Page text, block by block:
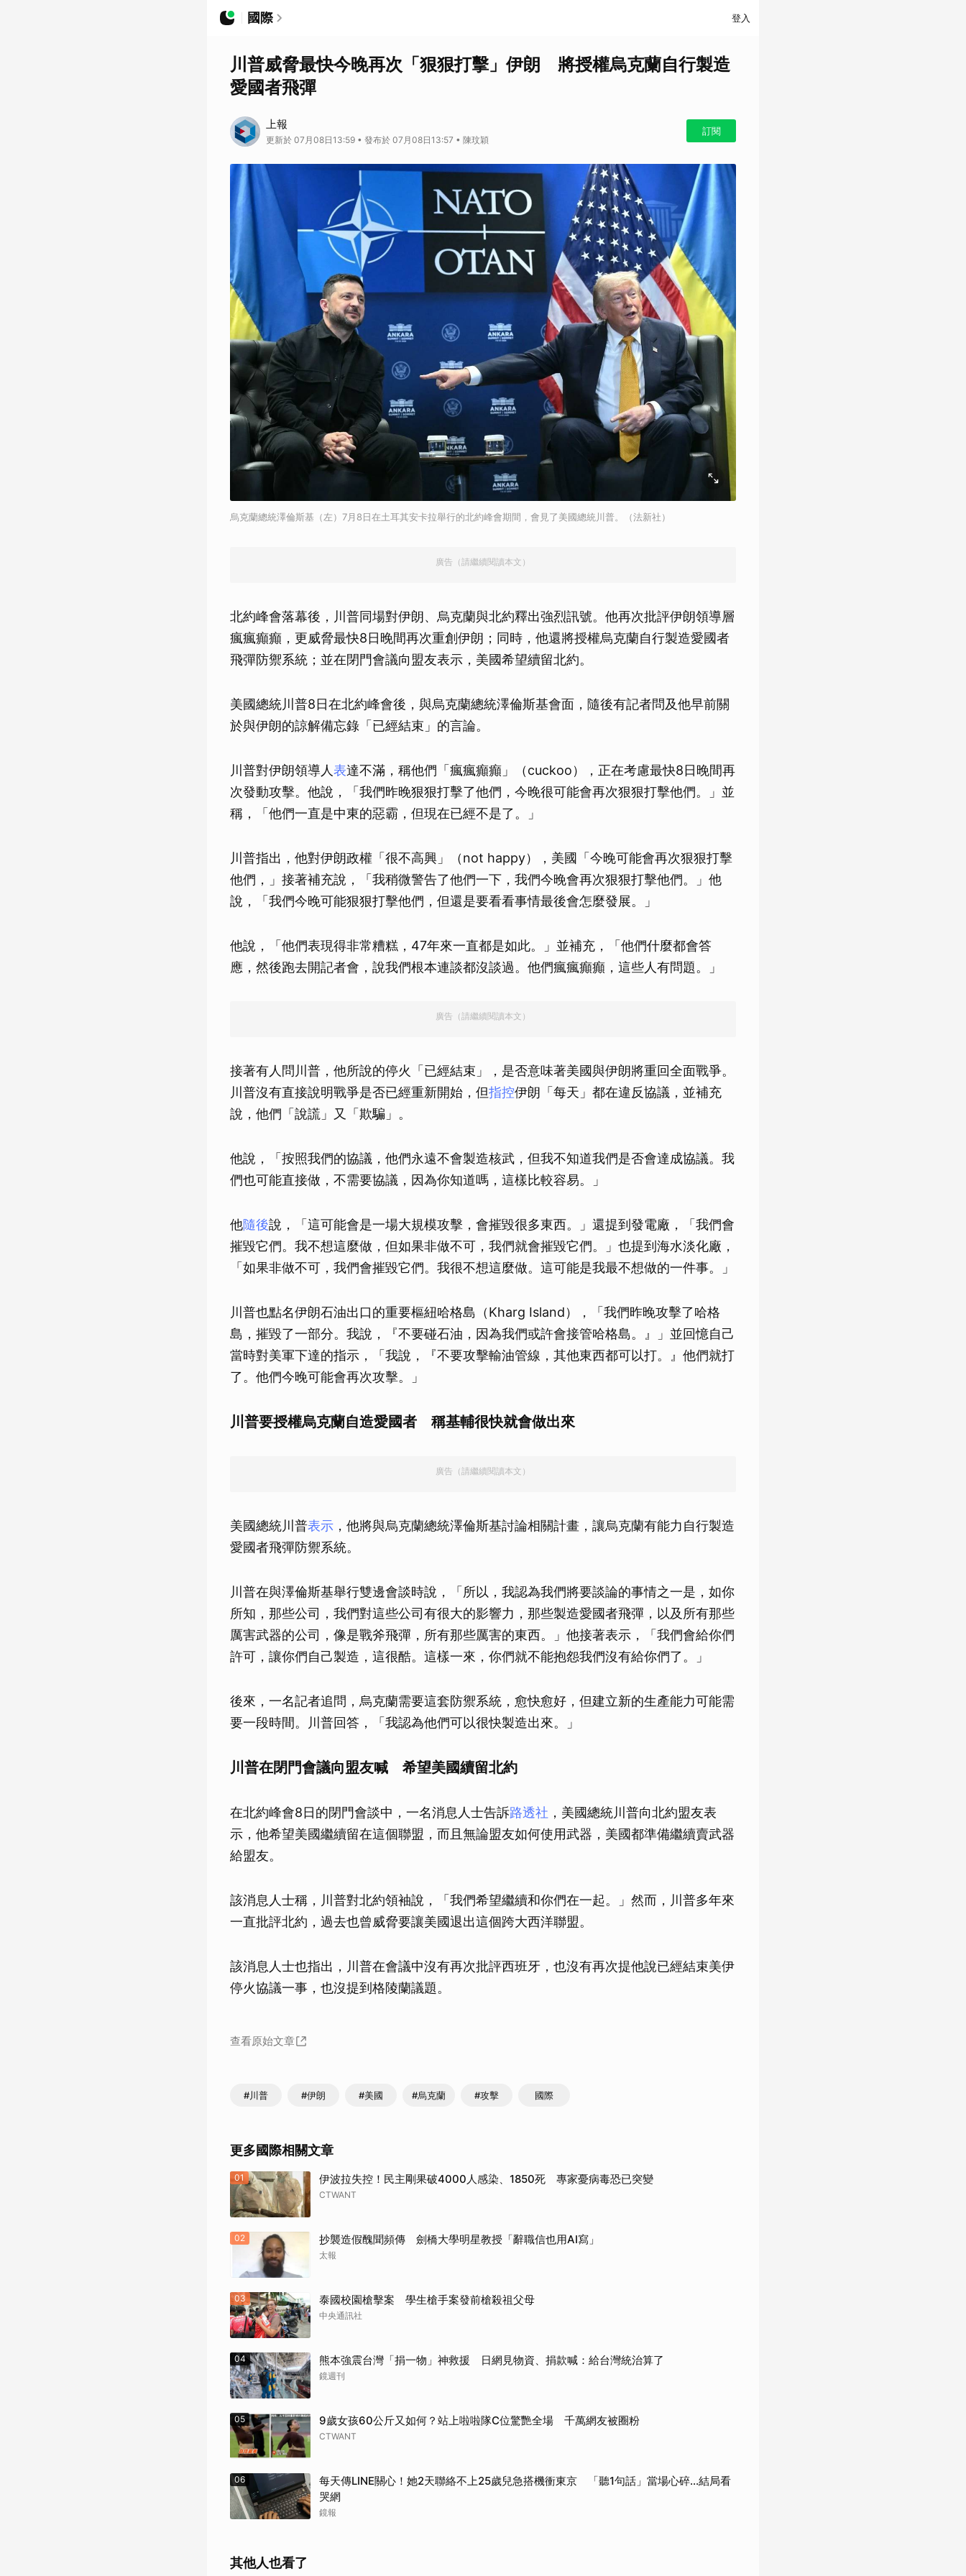
國際 登入
川普威脅最快今晚再次「狠狠打擊」伊朗 將授權烏克蘭自行製造
愛國者飛彈
上報
更新於 07月08日13:59 • 發布於 07月08日13:57 • 陳玟穎
訂閱
烏克蘭總統澤倫斯基（左）7月8日在土耳其安卡拉舉行的北約峰會期間，會見了美國總統川普。（法新社）
廣告（請繼續閱讀本文）
北約峰會落幕後，川普同場對伊朗、烏克蘭與北約釋出強烈訊號。他再次批評伊朗領導層
瘋瘋癲癲，更威脅最快8日晚間再次重創伊朗；同時，他還將授權烏克蘭自行製造愛國者
飛彈防禦系統；並在閉門會議向盟友表示，美國希望續留北約。
美國總統川普8日在北約峰會後，與烏克蘭總統澤倫斯基會面，隨後有記者問及他早前關
於與伊朗的諒解備忘錄「已經結束」的言論。
川普對伊朗領導人表達不滿，稱他們「瘋瘋癲癲」（cuckoo），正在考慮最快8日晚間再
次發動攻擊。他說，「我們昨晚狠狠打擊了他們，今晚很可能會再次狠狠打擊他們。」並
稱，「他們一直是中東的惡霸，但現在已經不是了。」
川普指出，他對伊朗政權「很不高興」（not happy），美國「今晚可能會再次狠狠打擊
他們，」接著補充說，「我稍微警告了他們一下，我們今晚會再次狠狠打擊他們。」他
說，「我們今晚可能狠狠打擊他們，但還是要看看事情最後會怎麼發展。」
他說，「他們表現得非常糟糕，47年來一直都是如此。」並補充，「他們什麼都會答
應，然後跑去開記者會，說我們根本連談都沒談過。他們瘋瘋癲癲，這些人有問題。」
廣告（請繼續閱讀本文）
接著有人問川普，他所說的停火「已經結束」，是否意味著美國與伊朗將重回全面戰爭。
川普沒有直接說明戰爭是否已經重新開始，但指控伊朗「每天」都在違反協議，並補充
說，他們「說謊」又「欺騙」。
他說，「按照我們的協議，他們永遠不會製造核武，但我不知道我們是否會達成協議。我
們也可能直接做，不需要協議，因為你知道嗎，這樣比較容易。」
他隨後說，「這可能會是一場大規模攻擊，會摧毀很多東西。」還提到發電廠，「我們會
摧毀它們。我不想這麼做，但如果非做不可，我們就會摧毀它們。」也提到海水淡化廠，
「如果非做不可，我們會摧毀它們。我很不想這麼做。這可能是我最不想做的一件事。」
川普也點名伊朗石油出口的重要樞紐哈格島（Kharg Island），「我們昨晚攻擊了哈格
島，摧毀了一部分。我說，『不要碰石油，因為我們或許會接管哈格島。』」並回憶自己
當時對美軍下達的指示，「我說，『不要攻擊輸油管線，其他東西都可以打。』他們就打
了。他們今晚可能會再次攻擊。」
川普要授權烏克蘭自造愛國者 稱基輔很快就會做出來
廣告（請繼續閱讀本文）
美國總統川普表示 ，他將與烏克蘭總統澤倫斯基討論相關計畫，讓烏克蘭有能力自行製造
愛國者飛彈防禦系統。
川普在與澤倫斯基舉行雙邊會談時說，「所以，我認為我們將要談論的事情之一是，如你
所知，那些公司，我們對這些公司有很大的影響力，那些製造愛國者飛彈，以及所有那些
厲害武器的公司，像是戰斧飛彈，所有那些厲害的東西。」他接著表示，「我們會給你們
許可，讓你們自己製造，這很酷。這樣一來，你們就不能抱怨我們沒有給你們了。」
後來，一名記者追問，烏克蘭需要這套防禦系統，愈快愈好，但建立新的生產能力可能需
要一段時間。川普回答，「我認為他們可以很快製造出來。」
川普在閉門會議向盟友喊 希望美國續留北約
在北約峰會8日的閉門會談中，一名消息人士告訴路透社 ，美國總統川普向北約盟友表
示，他希望美國繼續留在這個聯盟，而且無論盟友如何使用武器，美國都準備繼續賣武器
給盟友。
該消息人士稱，川普對北約領袖說，「我們希望繼續和你們在一起。」然而，川普多年來
一直批評北約，過去也曾威脅要讓美國退出這個跨大西洋聯盟。
該消息人士也指出，川普在會議中沒有再次批評西班牙，也沒有再次提他說已經結束美伊
停火協議一事，也沒提到格陵蘭議題。
查看原始文章
#川普 #伊朗 #美國 #烏克蘭 #攻擊 國際
更多國際相關文章
01 伊波拉失控！民主剛果破4000人感染、1850死 專家憂病毒恐已突變
CTWANT
02 抄襲造假醜聞頻傳 劍橋大學明星教授「辭職信也用AI寫」
太報
03 泰國校園槍擊案 學生槍手案發前槍殺祖父母
中央通訊社
04 熊本強震台灣「捐一物」神救援 日網見物資、捐款喊：給台灣統治算了
鏡週刊
05 9歲女孩60公斤又如何？站上啦啦隊C位驚艷全場 千萬網友被圈粉
CTWANT
06
每天傳LINE關心！她2天聯絡不上25歲兒急搭機衝東京 「聽1句話」當場心碎...結局看
哭網
鏡報
其他人也看了
取消